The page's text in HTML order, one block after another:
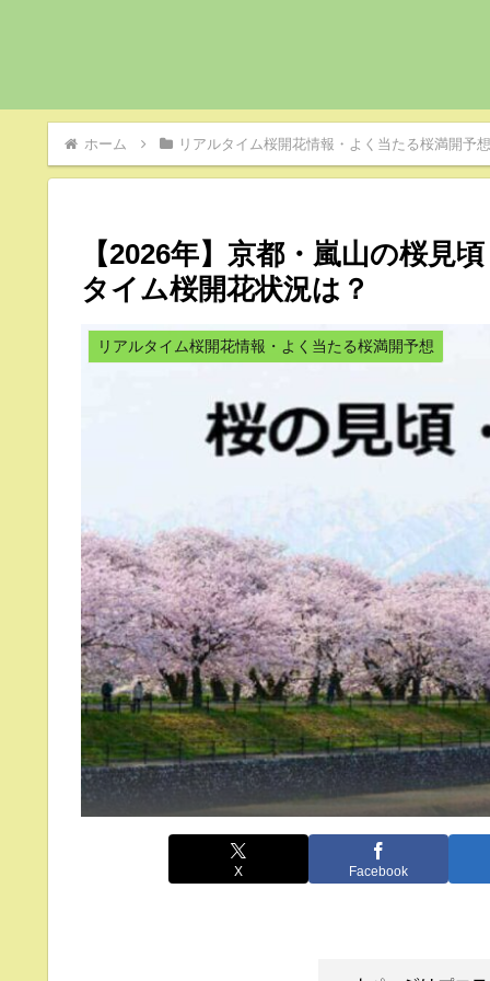
ホーム リアルタイム桜開花情報・よく当たる桜満開予
【2026年】京都・嵐山の桜見
タイム桜開花状況は？
リアルタイム桜開花情報・よく当たる桜満開予想
X Facebook